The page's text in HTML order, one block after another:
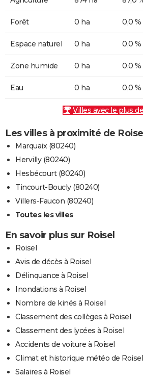
Forêt 0 ha 0,0 %
Espace naturel 0 ha 0,0 %
Zone humide 0 ha 0,0 %
Eau 0 ha 0,0 %
Villes avec le plus
Les villes à proximité de Roisel
Marquaix (80240)
Hervilly (80240)
Hesbécourt (80240)
Tincourt-Boucly (80240)
Villers-Faucon (80240)
Toutes les villes
En savoir plus sur Roisel
Roisel
Avis de décès à Roisel
Délinquance à Roisel
Inondations à Roisel
Nombre de kinés à Roisel
Classement des collèges à Roisel
Classement des lycées à Roisel
Accidents de voiture à Roisel
Climat et historique météo de Roisel
Salaires à Roisel